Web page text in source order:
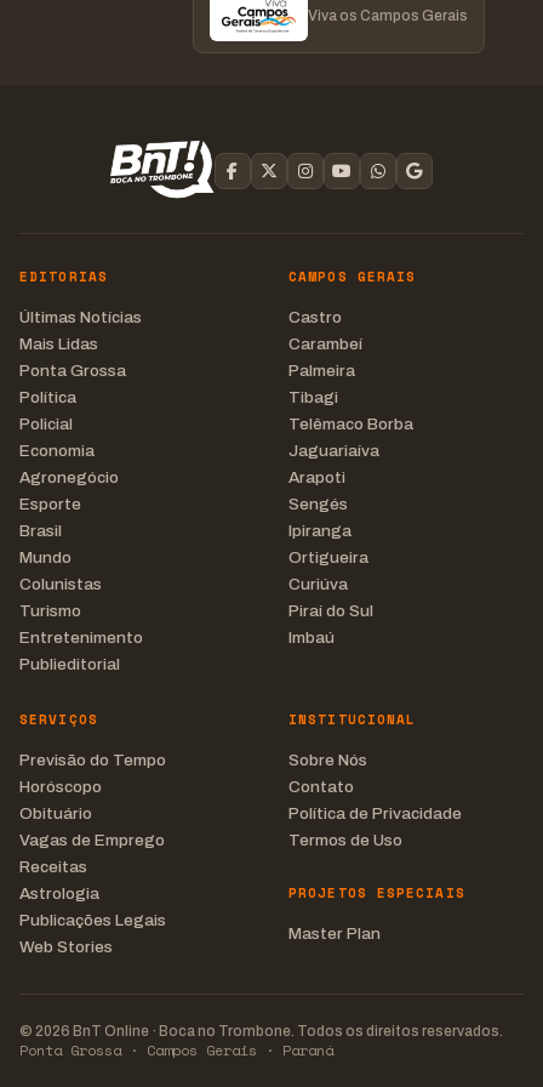
Viva os Campos Gerais
EDITORIAS
Últimas Notícias
Mais Lidas
Ponta Grossa
Política
Policial
Economia
Agronegócio
Esporte
Brasil
Mundo
Colunistas
Turismo
Entretenimento
Publieditorial
CAMPOS GERAIS
Castro
Carambeí
Palmeira
Tibagi
Telêmaco Borba
Jaguariaíva
Arapoti
Sengés
Ipiranga
Ortigueira
Curiúva
Piraí do Sul
Imbaú
SERVIÇOS
Previsão do Tempo
Horóscopo
Obituário
Vagas de Emprego
Receitas
Astrologia
Publicações Legais
Web Stories
INSTITUCIONAL
Sobre Nós
Contato
Política de Privacidade
Termos de Uso
PROJETOS ESPECIAIS
Master Plan
© 2026 BnT Online · Boca no Trombone. Todos os direitos reservados.
Ponta Grossa · Campos Gerais · Paraná